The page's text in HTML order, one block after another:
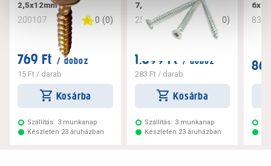
2,5x12mm
200107 0 (0)
769 Ft / doboz
15 Ft / darab
Kosárba
Szállítás: 3 munkanap
Készleten 23 áruházban
7,5x182
256221 0 0)
1.699 Ft / doboz
283 Ft/ darab
Kosárba
Szállítás: 3 munkanap
Készleten 23 áruházban